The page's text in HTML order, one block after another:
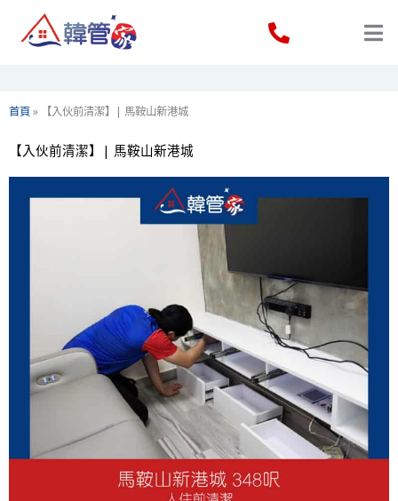
首頁» 【入伙前清潔】| 馬鞍山新港城
【入伙前清潔】| 馬鞍山新港城